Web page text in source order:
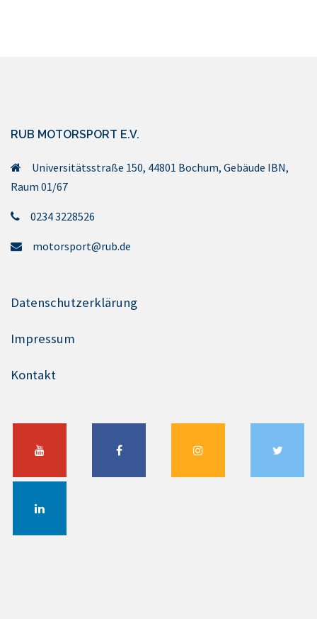
RUB MOTORSPORT E.V.
Universitätsstraße 150, 44801 Bochum, Gebäude IBN,
Raum 01/67
0234 3228526
motorsport@rub.de
Datenschutzerklärung
Impressum
Kontakt